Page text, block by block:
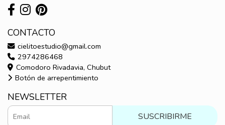
CONTACTO
cielitoestudio@gmail.com
2974286468
Comodoro Rivadavia, Chubut
Botón de arrepentimiento
NEWSLETTER
SUSCRIBIRME